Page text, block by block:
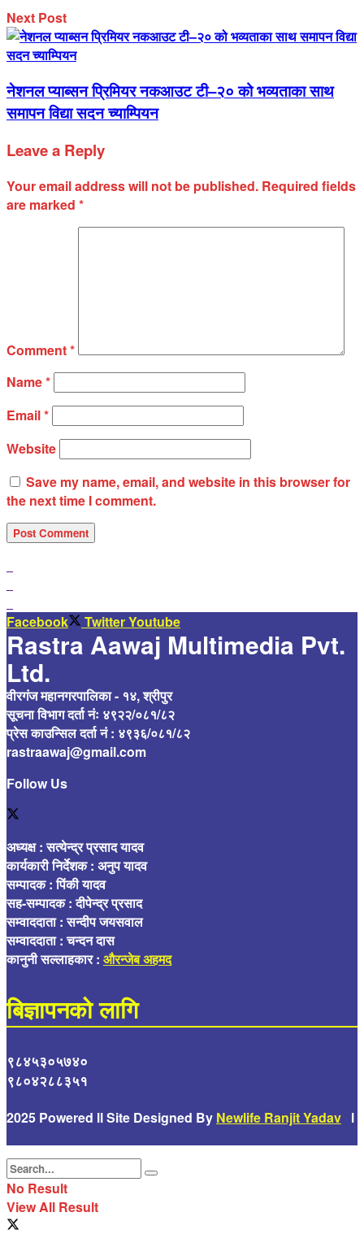
Next Post
नेशनल प्याब्सन प्रिमियर नकआउट टी–२० को भव्यताका साथ
समापन विद्या सदन च्याम्पियन
Leave a Reply
Your email address will not be published. Required fields
are marked *
Comment*
Name*
Email*
Website
Save my name, email, and website in this browser for
the next time I comment.
Facebook TwitterYoutube
Rastra Aawaj Multimedia Pvt.
Ltd.
वीरगंज महानगरपालिका - १४, श्रीपुर
सूचना विभाग दर्ता नंः ४९२२/०८१/८२
प्रेस काउन्सिल दर्ता नं : ४९३६/०८१/८२
rastraawaj@gmail.com
Follow Us
अध्यक्ष : सत्येन्द्र प्रसाद यादव
कार्यकारी निर्देशक : अनुप यादव
सम्पादक : पिंकी यादव
सह-सम्पादक : दीपेन्द्र प्रसाद
सम्वाददाता : सन्दीप जयसवाल
सम्वाददाता : चन्दन दास
कानुनी सल्लाहकार : औरन्जेब अहमद
बिज्ञापनको लागि
९८४५३०५७४०
९८०४२८८३५१
2025 Powered ll Site Designed By Newlife Ranjit Yadav l
No Result
View All Result